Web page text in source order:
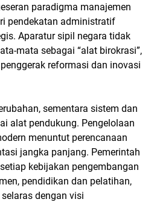
paradigma manajemen
pendekatan administratif
Aparatur sipil negara tidak
mata sebagai “alat birokrasi”,
reformasi dan inovasi
sementara sistem dan
alat pendukung. Pengelolaan
menuntut perencanaan
jangka panjang. Pemerintah
kebijakan pengembangan
pendidikan dan pelatihan,
dengan visi